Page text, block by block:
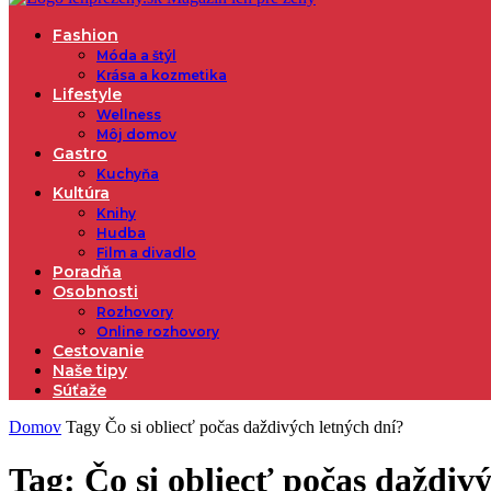
Fashion
Móda a štýl
Krása a kozmetika
Lifestyle
Wellness
Môj domov
Gastro
Kuchyňa
Kultúra
Knihy
Hudba
Film a divadlo
Poradňa
Osobnosti
Rozhovory
Online rozhovory
Cestovanie
Naše tipy
Súťaže
Domov Tagy Čo si obliecť počas daždivých letných dní?
Tag: Čo si obliecť počas